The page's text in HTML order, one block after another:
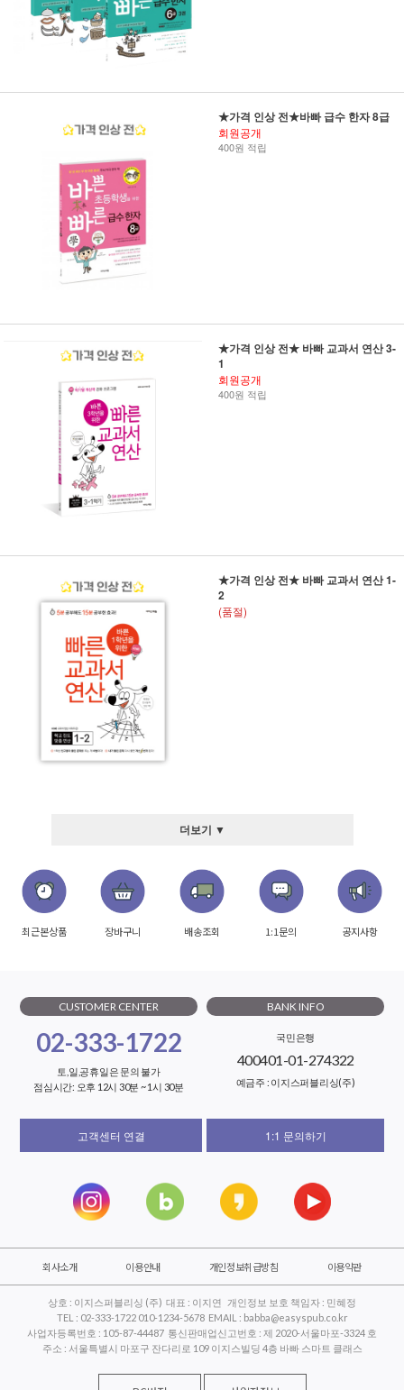
★가격 인상 전★바빠 급수 한자 8급
회원공개
400원 적립
★가격 인상 전★ 바빠 교과서 연산 3-
1
회원공개
400원 적립
★가격 인상 전★ 바빠 교과서 연산 1-
2
(품절)
더보기 ▼
최근본상품 장바구니 배송조회 1:1문의 공지사항
CUSTOMER CENTER
02-333-1722
토,일,공휴일은 문의 불가
점심시간: 오후 12시 30분 ~ 1시 30분
BANK INFO
국민은행
400401-01-274322
예금주 : 이지스퍼블리싱(주)
고객센터 연결 1:1 문의하기
회사소개 이용안내 개인정보취급방침 이용약관
상호 : 이지스퍼블리싱 (주) 대표 : 이지연 개인정보 보호 책임자 : 민혜정
TEL : 02-333-1722 010-1234-5678 EMAIL : babba@easyspub.co.kr
사업자등록번호 : 105-87-44487 통신판매업신고번호 : 제 2020-서울마포-3324 호
주소 : 서울특별시 마포구 잔다리로 109 이지스빌딩 4층 바빠 스마트 클래스